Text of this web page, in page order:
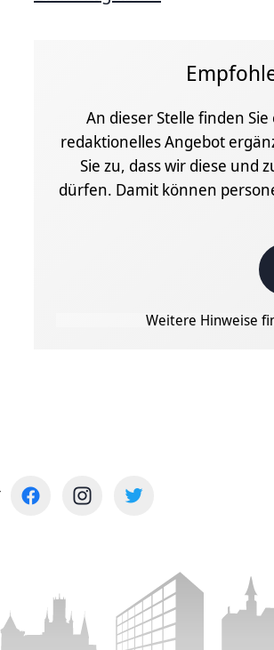
An dieser Stelle finden
redaktionelles Angebot
Sie zu, dass wir diese und
dürfen. Damit können
Weitere Hinweise